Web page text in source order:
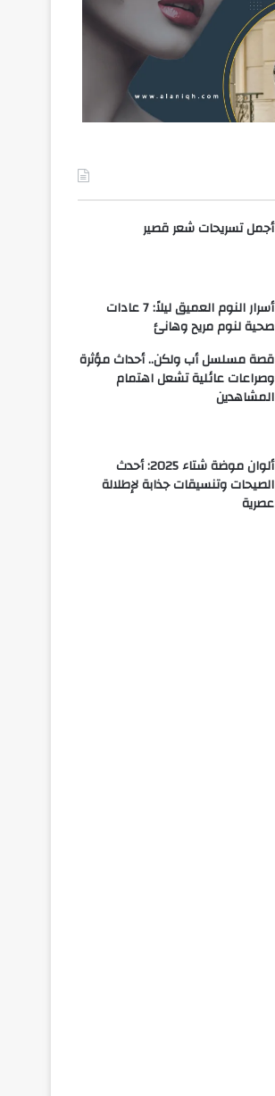
أجمل تسريحات شعر قصير
أسرار النوم العميق ليلاً: 7 عادات
صحية لنوم مريح وهانئ
قصة مسلسل أب ولكن.. أحداث مؤثرة
وصراعات عائلية تشعل اهتمام
المشاهدين
ألوان موضة شتاء 2025: أحدث
الصيحات وتنسيقات جذابة لإطلالة
عصرية